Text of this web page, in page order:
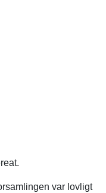
var lovligt